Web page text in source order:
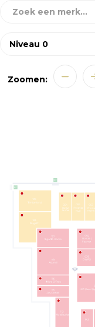
Zoek een merk...
Zoomen: